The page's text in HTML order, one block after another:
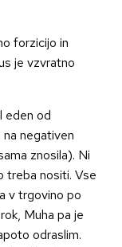
forzicijo in
je vzvratno
eden od
negativen
znosila). Ni
treba nositi. Vse
v trgovino po
Muha pa je
odraslim.